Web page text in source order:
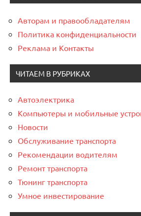
Авторам и правообладателям
Политика конфиденциальности
Реклама и Контакты
ЧИТАЕМ В РУБРИКАХ
Автоэлектрика
Компьютеры и мобильные
Новости
Обслуживание транспорта
Рекомендации водителям
Ремонт транспорта
Тюнинг транспорта
Умное инвестирование